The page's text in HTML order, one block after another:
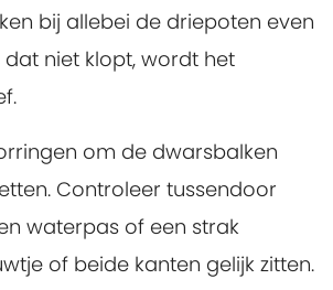
bij allebei de driepoten even
dat niet klopt, wordt het
om de dwarsbalken
Controleer tussendoor
waterpas of een strak
of beide kanten gelijk zitten.